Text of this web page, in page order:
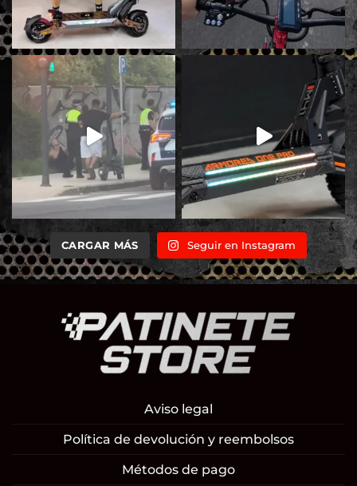
CARGAR MÁS Seguir en Instagram
Aviso legal
Política de devolución y reembolsos
Métodos de pago